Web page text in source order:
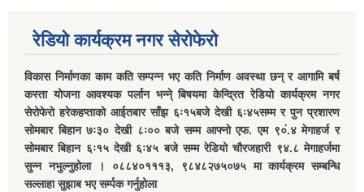
रेडियो कार्यक्रम नगर सेरोफेरो
विकास निर्माणका काम कति सम्पन्न भए कति निर्माण अवस्था छन् र आगामि बर्ष
कस्ता योजना आवश्यक पर्लान भन्ने् बिषयमा केन्द्रित रेडियो कार्यक्रम नगर
सेरोफेरो हरेकहप्ताको आईतबार साँझ ६ः१५बजे देखी ६ः४५सम्म र पुन प्रशारण
सोमबार बिहान ७ः३० देखी ८ः०० बजे सम्म आफ्नो एफ. एम ९०ं.४ मेगाहर्ज र
सोमबार बिहान ६ः१५ देखी ६ः४५ बजे सम्म रेडियो चौरजहारी ९४.८ मेगाहर्जमा
सुन्न नभुल्नुहोला । ०८८४०१११३, ९८४८२७५०७५ मा कार्यक्रम सम्बन्धि
सल्लाहा सुझाब भए सर्म्पक गर्नुहोला